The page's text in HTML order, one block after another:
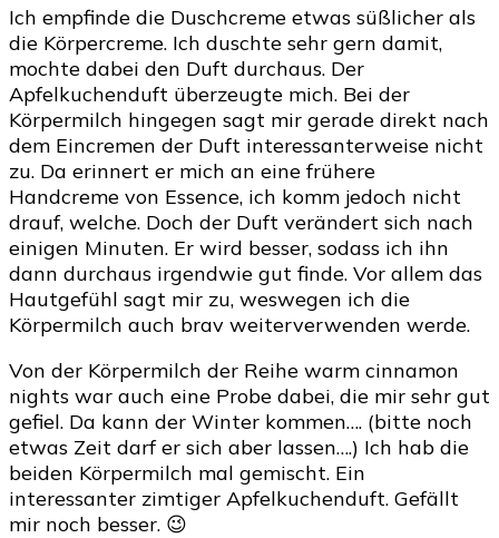
Ich empfinde die Duschcreme etwas süßlicher als
die Körpercreme. Ich duschte sehr gern damit,
mochte dabei den Duft durchaus. Der
Apfelkuchenduft überzeugte mich. Bei der
Körpermilch hingegen sagt mir gerade direkt nach
dem Eincremen der Duft interessanterweise nicht
zu. Da erinnert er mich an eine frühere
Handcreme von Essence, ich komm jedoch nicht
drauf, welche. Doch der Duft verändert sich nach
einigen Minuten. Er wird besser, sodass ich ihn
dann durchaus irgendwie gut finde. Vor allem das
Hautgefühl sagt mir zu, weswegen ich die
Körpermilch auch brav weiterverwenden werde.
Von der Körpermilch der Reihe warm cinnamon
nights war auch eine Probe dabei, die mir sehr gut
gefiel. Da kann der Winter kommen…. (bitte noch
etwas Zeit darf er sich aber lassen….) Ich hab die
beiden Körpermilch mal gemischt. Ein
interessanter zimtiger Apfelkuchenduft. Gefällt
mir noch besser. 😉